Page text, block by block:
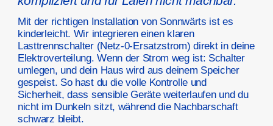
Mit der richtigen Installation von Sonnwärts ist es
kinderleicht. Wir integrieren einen klaren
Lasttrennschalter (Netz-0-Ersatzstrom) direkt in deine
Elektroverteilung. Wenn der Strom weg ist: Schalter
umlegen, und dein Haus wird aus deinem Speicher
gespeist. So hast du die volle Kontrolle und
Sicherheit, dass sensible Geräte weiterlaufen und du
nicht im Dunkeln sitzt, während die Nachbarschaft
schwarz bleibt.